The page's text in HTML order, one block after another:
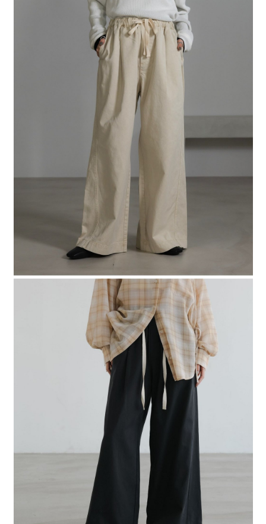
1.分期款項不併入電信帳單，「大哥付你分期」於每月結算日後寄送繳費提
2.透過簡訊連結打開帳單後，可選擇「超商條碼／台灣大直營門市／銀行轉
帳／街口支付／iPASS MONEY」等通路繳費。
1.本服務係由「台灣大哥大股份有限公司」（以下簡稱本公司）所提供，讓
用戶於交易時，得透過本服務購買商品或服務，並由商店將買賣／分期付款
買賣價金債權讓與本公司後，依約使用本公司帳單繳交帳款。
2.基於同意付款使用「大哥付你分期」之契約關係目的，商店將以您的個人
資料（包含姓名、電話或地址）提供予台灣大哥大進項蒐集、處理及利用，
由本公司與您本人進行分期帳單所需資料之確認、核對及更正。
3.完整用戶服務條款，請詳閱以下連結：
【「AFTEE先享後付」結帳流程】
１．於結帳方式選擇「AFTEE先享後付」後，將跳轉至「AFTEE先享後付」
結帳頁面，進行簡訊認證並確認金額後，即可完成結帳。
２．訂單成立數日內，您將收到繳費通知簡訊。
３．收到繳費通知簡訊後14天內，點擊此簡訊中的連結，可透過四大超商／
ATM／網路銀行／等多元方式進行付款，方視為交易完成。
※ 請注意：結帳手續完成當下不需立刻繳費，但若您需要取消訂單，請聯絡
購買商品的店家。未經商家同意取消之訂單仍視為有效，需透過AFTEE先享
※ 交易是否成功請以「AFTEE先享後付 」之結帳頁面顯示為準，若有關於
是否繳費成功／繳費後需取消欲退款等相關疑問，請聯繫「AFTEE先享後付
https://netprotections.freshdesk.com/support/home
１．透過由恩沛科技股份有限公司提供之「AFTEE先享後付」服務完成之交
易，需依本服務之必要範圍內提供個人資料，並將交易相關給付款項請求債
２．關於個人資料處理事宜，請瀏覽以下網址：
３．未成年的使用者請事先徵得法定代理人或監護人之同意方可使用
４．使用「AFTEE先享後付」時，將依據個別帳號之用戶狀況，依本公司即
時審查核予不同之上限額度；若仍有額度不足之情形，本公司將視審查結果
請求用戶進行身份認證。
５．嚴禁一人註冊多個帳號或使用他人資訊註冊。若發現惡意使用之情形，
恩沛科技股份有限公司將有權停止該用戶之使用額度並採取法律行動。
每筆NT$80，滿NT$888(含以上)免運費
每筆NT$80，滿NT$1,500(含以上)免運費
每筆NT$80，滿NT$1,500(含以上)免運費
每筆NT$80，滿NT$1,500(含以上)免運費